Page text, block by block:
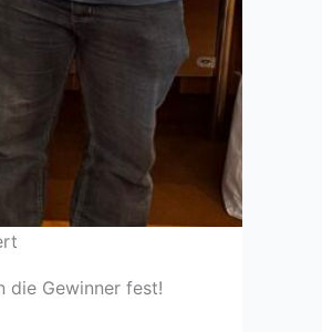
die Gewinner fest!